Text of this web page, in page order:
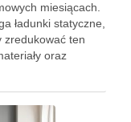
miesiącach.
ładunki statyczne,
zredukować ten
oraz
a także